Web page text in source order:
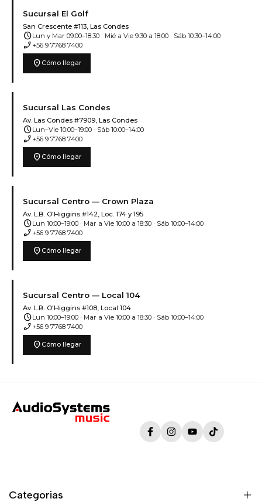
Sucursal El Golf
San Crescente #113, Las Condes
scheduleLun y Mar 09:00–18:30 · Mié a Vie 9:30 a 18:00 · Sáb 10:30–14:00
phone_enabled +56 9 7768 7400
location_on Cómo llegar
Sucursal Las Condes
Av. Las Condes #7909, Las Condes
scheduleLun–Vie 10:00–19:00 · Sáb 10:00–14:00
phone_enabled +56 9 7768 7400
location_on Cómo llegar
Sucursal Centro — Crown Plaza
Av. L.B. O'Higgins #142, Loc. 174 y 195
scheduleLun 10:00–19:00 · Mar a Vie 10:00 a 18:30 · Sáb 10:00–14:00
phone_enabled +56 9 7768 7400
location_on Cómo llegar
Sucursal Centro — Local 104
Av. L.B. O'Higgins #108, Local 104
scheduleLun 10:00–19:00 · Mar a Vie 10:00 a 18:30 · Sáb 10:00–14:00
phone_enabled +56 9 7768 7400
location_on Cómo llegar
FacebookInstagramYouTubeTikTok
Categorias